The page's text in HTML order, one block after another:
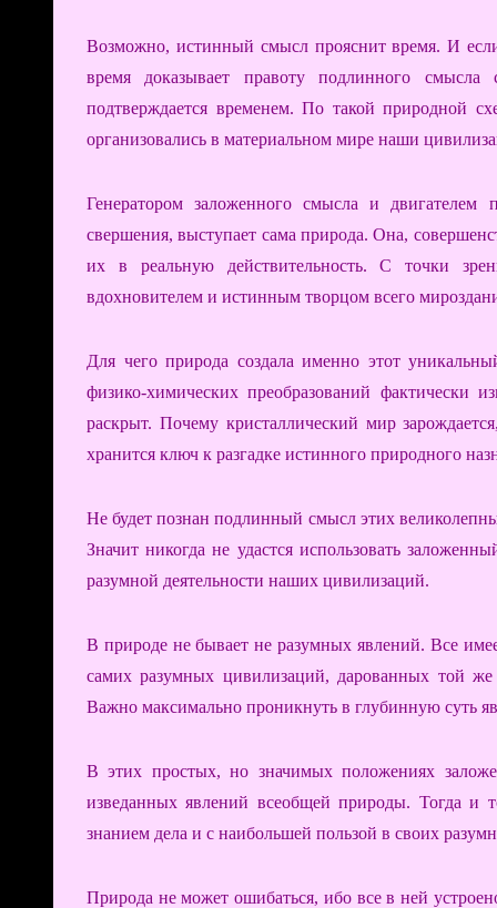
Возможно, истинный смысл прояснит время. И
время доказывает правоту подлинного смысла
подтверждается временем. По такой природной
организовались в материальном мире наши
Генератором заложенного смысла и двигателем
свершения, выступает сама природа. Она,
их в реальную действительность. С точки
вдохновителем и истинным творцом всего
Для чего природа создала именно этот
физико-химических преобразований фактически
раскрыт. Почему кристаллический мир
хранится ключ к разгадке истинного природного
Не будет познан подлинный смысл этих
Значит никогда не удастся использовать
разумной деятельности наших цивилизаций.
В природе не бывает не разумных явлений. Все
самих разумных цивилизаций, дарованных той
Важно максимально проникнуть в глубинную суть
В этих простых, но значимых положениях
изведанных явлений всеобщей природы. Тогда и
знанием дела и с наибольшей пользой в своих
Природа не может ошибаться, ибо все в ней